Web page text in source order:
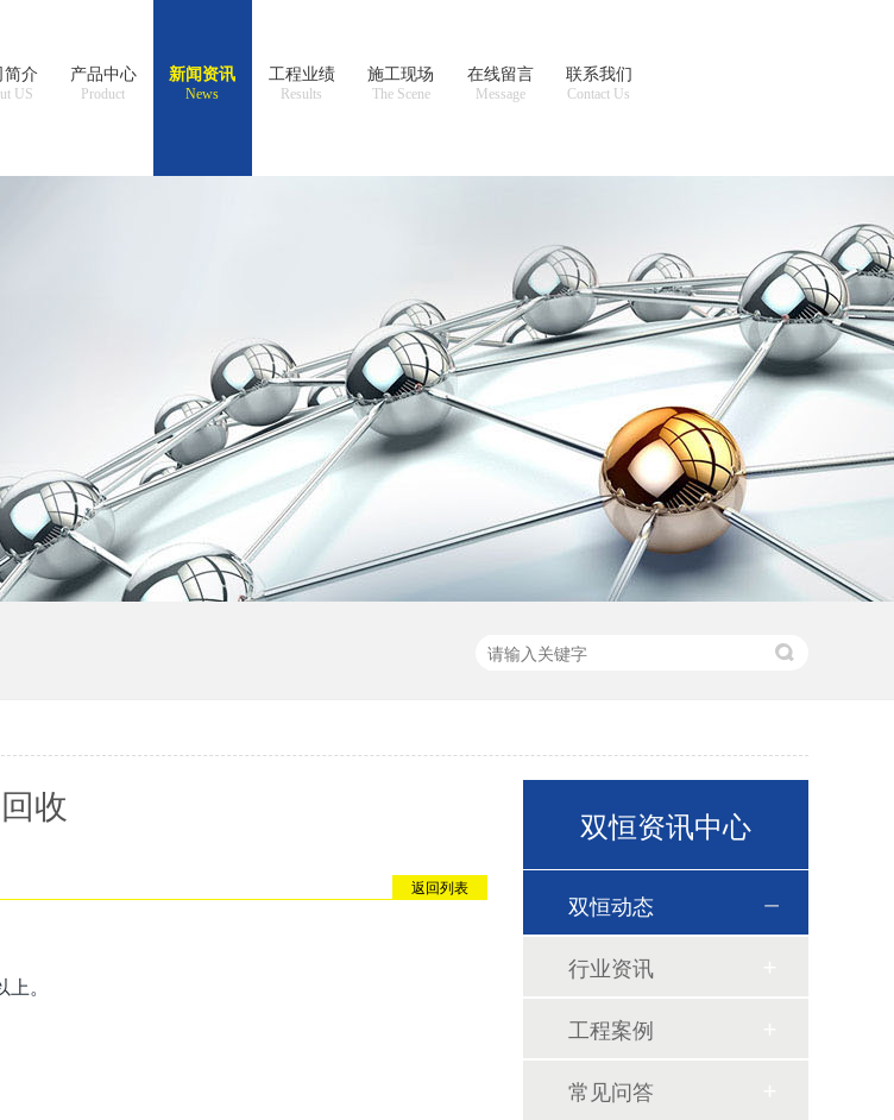
简介
US
产品中心
Product
新闻资讯
News
工程业绩
Results
施工现场
The Scene
在线留言
Message
联系我们
Contact Us
收
返回列表
。
双恒资讯中心
双恒动态
行业资讯
工程案例
常见问答